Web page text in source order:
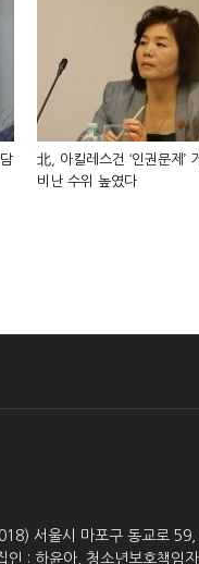
北, 아킬레스건 ‘인권문제’
비난 수위 높였다
서울시 마포구 동교로
인 : 하윤아, 청소년보호책